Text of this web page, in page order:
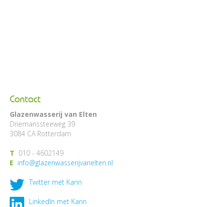
Contact
Glazenwasserij van Elten
Driemanssteeweg 39
3084 CA Rotterdam
T 010 - 4602149
E info@glazenwasserijvanelten.nl
Twitter met Karin
LinkedIn met Karin